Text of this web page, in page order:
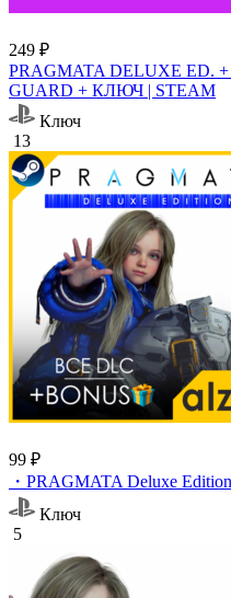
249 ₽
PRAGMATA DELUXE
GUARD + КЛЮЧ | STEAM
Ключ
13
99 ₽
・PRAGMATA Deluxe
Ключ
5